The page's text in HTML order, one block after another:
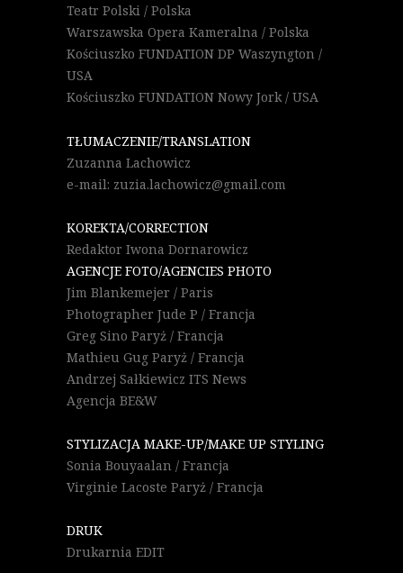
Teatr Polski / Polska
Warszawska Opera Kameralna / Polska
Kościuszko FUNDATION DP Waszyngton /
USA
Kościuszko FUNDATION Nowy Jork / USA
TŁUMACZENIE/TRANSLATION
Zuzanna Lachowicz
e-mail: zuzia.lachowicz@gmail.com
KOREKTA/CORRECTION
Redaktor Iwona Dornarowicz
AGENCJE FOTO/AGENCIES PHOTO
Jim Blankemejer / Paris
Photographer Jude P / Francja
Greg Sino Paryż / Francja
Mathieu Gug Paryż / Francja
Andrzej Sałkiewicz ITS News
Agencja BE&W
STYLIZACJA MAKE-UP/MAKE UP STYLING
Sonia Bouyaalan / Francja
Virginie Lacoste Paryż / Francja
DRUK
Drukarnia EDIT